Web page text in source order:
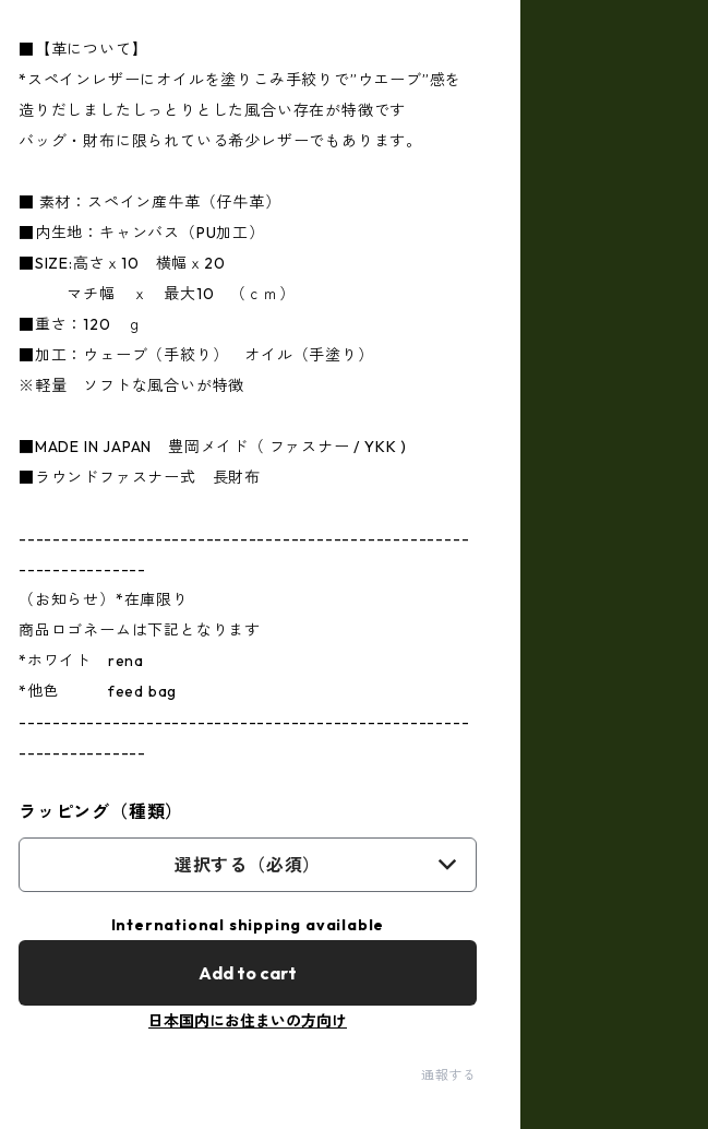
■【革について】
*スペインレザーにオイルを塗りこみ手絞りで”ウエーブ”感を
造りだしましたしっとりとした風合い存在が特徴です
バッグ・財布に限られている希少レザーでもあります。
■ 素材：スペイン産牛革（仔牛革）
■内生地：キャンバス（PU加工）
■SIZE:高さｘ10 横幅ｘ20
マチ幅 ｘ 最大10 （ｃｍ）
■重さ：120 ｇ
■加工：ウェーブ（手絞り） オイル（手塗り）
※軽量 ソフトな風合いが特徴
■MADE IN JAPAN 豊岡メイド（ ファスナー / YKK )
■ラウンドファスナー式 長財布
-----------------------------------------------------
---------------
（お知らせ）*在庫限り
商品ロゴネームは下記となります
*ホワイト rena
*他色 feed bag
-----------------------------------------------------
---------------
ラッピング（種類）
選択する（必須）
International shipping available
Add to cart
日本国内にお住まいの方向け
通報する